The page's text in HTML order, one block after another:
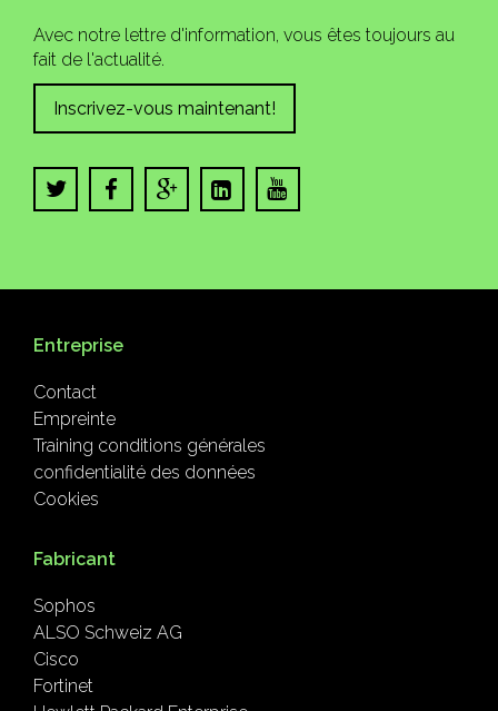
Avec notre lettre d'information, vous êtes toujours au
fait de l'actualité.
Inscrivez-vous maintenant!
Entreprise
Contact
Empreinte
Training conditions générales
confidentialité des données
Cookies
Fabricant
Sophos
ALSO Schweiz AG
Cisco
Fortinet